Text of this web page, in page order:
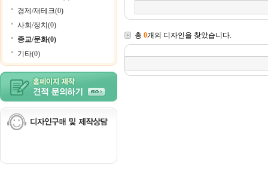
경제/재테크(0)
사회/정치(0)
종교/문화(0)
기타(0)
총 0개의 디자인을 찾았습니다.